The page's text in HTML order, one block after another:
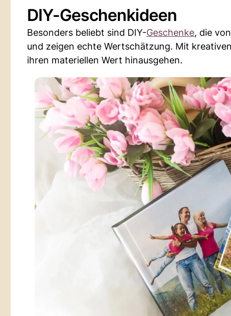
DIY-Geschenkideen
Besonders beliebt sind DIY-Geschenke, die
und zeigen echte Wertschätzung. Mit
ihren materiellen Wert hinausgehen.